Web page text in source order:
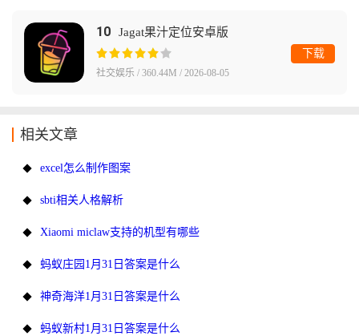
10 Jagat果汁定位安卓版
社交娱乐 / 360.44M / 2026-08-05
下载
相关文章
excel怎么制作图案
sbti相关人格解析
Xiaomi miclaw支持的机型有哪些
蚂蚁庄园1月31日答案是什么
神奇海洋1月31日答案是什么
蚂蚁新村1月31日答案是什么